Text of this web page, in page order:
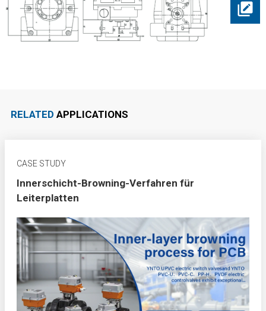
RELATED APPLICATIONS
CASE STUDY
Innerschicht-Browning-Verfahren für
Leiterplatten